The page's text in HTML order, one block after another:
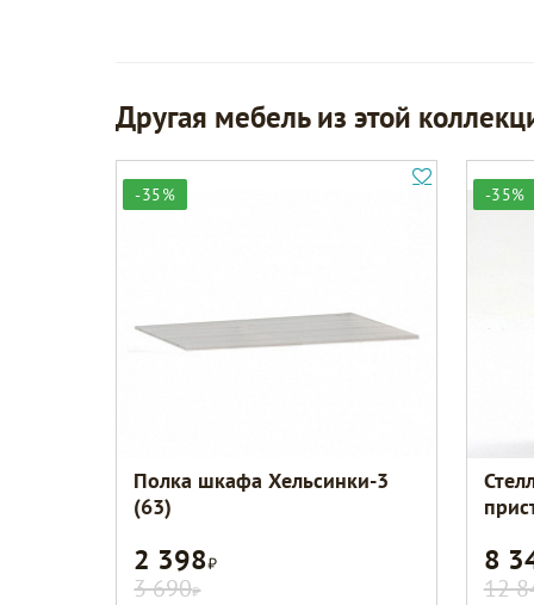
Другая мебель из этой
-35%
Полка шкафа Хельсинки-3
(63)
2 398Р
3 690Р
-35%
8
12